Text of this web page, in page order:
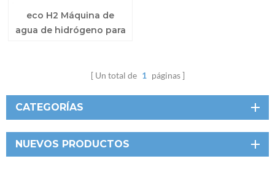
eco H2 Máquina de
agua de hidrógeno para
Un total de 1 páginas
CATEGORÍAS
NUEVOS PRODUCTOS